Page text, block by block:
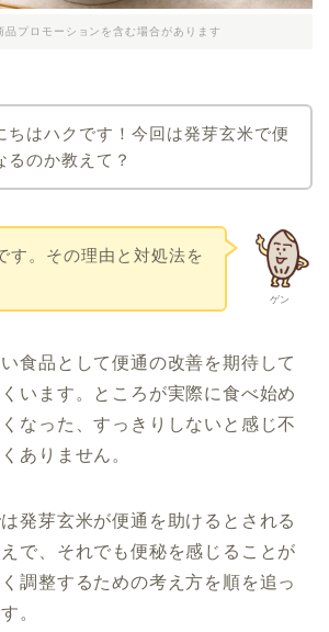
品プロモーションを含む場合があります
ちはハクです！今回は発芽玄米で便
るのか教えて？
ゲン
す。その理由と対処法を
食品として便通の改善を期待して
います。ところが実際に食べ始め
なった、すっきりしないと感じ不
ありません。
発芽玄米が便通を助けるとされる
で、それでも便秘を感じることが
調整するための考え方を順を追っ
。